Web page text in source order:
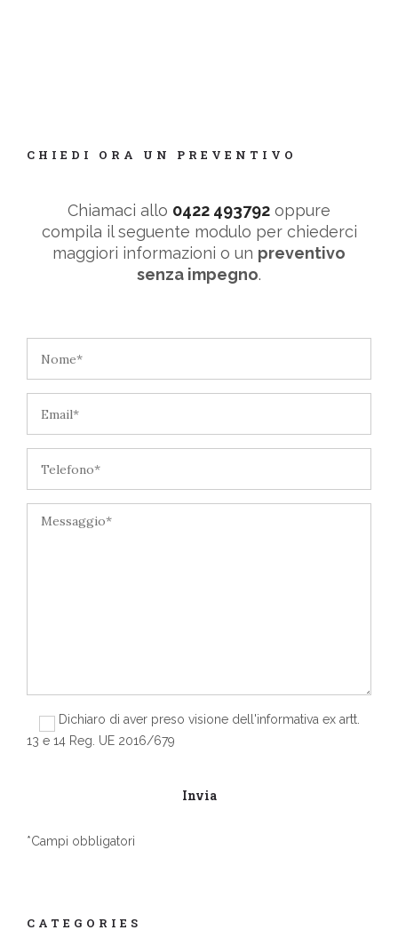
CHIEDI ORA UN PREVENTIVO
Chiamaci allo 0422 493792 oppure
compila il seguente modulo per chiederci
maggiori informazioni o un preventivo
senza impegno.
Dichiaro di aver preso visione dell'informativa ex artt.
13 e 14 Reg. UE 2016/679
*Campi obbligatori
CATEGORIES